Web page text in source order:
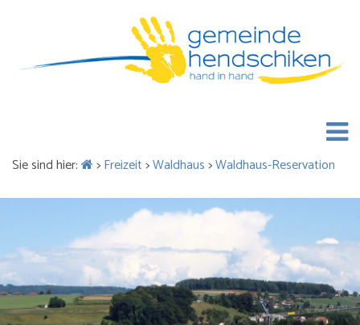
Sie sind hier: >Freizeit>Waldhaus>Waldhaus-Reservation